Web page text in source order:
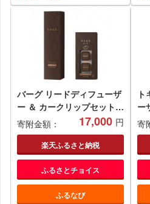
バーグ リードディフューザ
ー ＆ カークリップセット (
アンバーリュクス ) 晴香堂
HARUKADO VAGE ルーム
フレグランス 芳香剤 インテ
リア アロマ 香り リビング
玄関 ベッドルーム 車 プレ
ゼント ギフト
寄附金額： 17,000 円
楽天ふるさと納税
ふるさとチョイス
ふるなび
ー
り
no
ア
フ
寄